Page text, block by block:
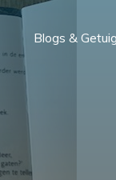
Blogs &